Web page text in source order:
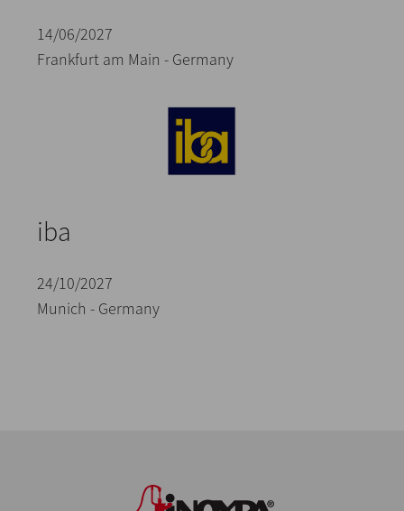
14/06/2027
Frankfurt am Main - Germany
iba
24/10/2027
Munich - Germany